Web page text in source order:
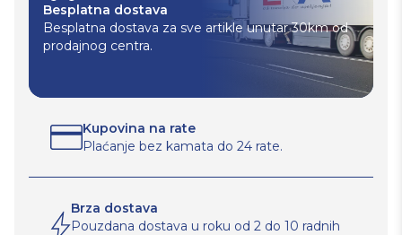
Besplatna dostava
Besplatna dostava za sve artikle unutar 30km od
prodajnog centra.
Kupovina na rate
Plaćanje bez kamata do 24 rate.
Brza dostava
Pouzdana dostava u roku od 2 do 10 radnih